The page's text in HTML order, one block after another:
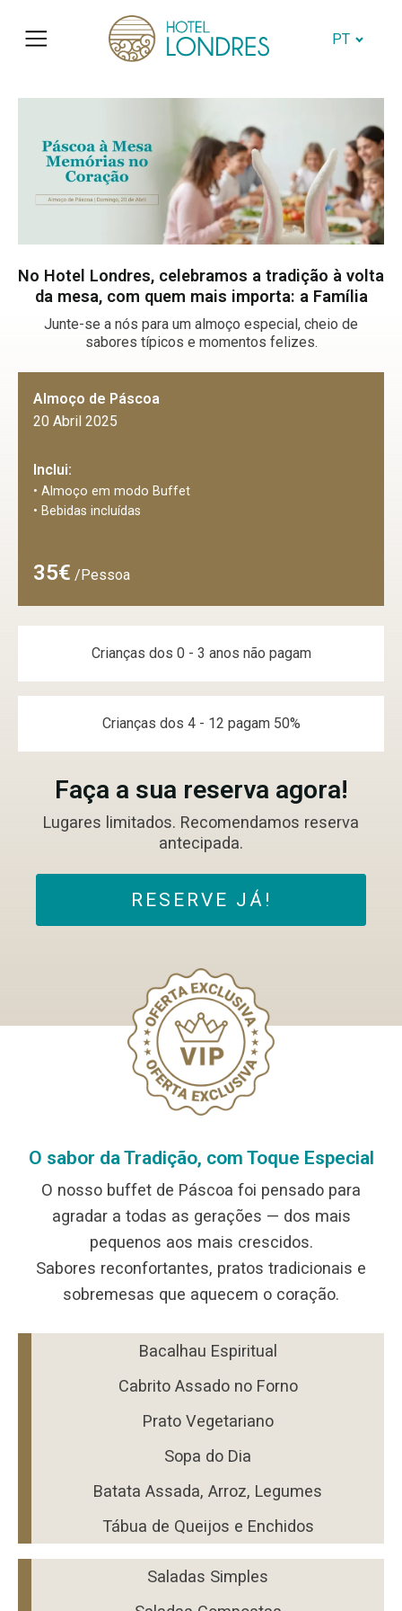
PT
No Hotel Londres, celebramos a tradição à volta
da mesa, com quem mais importa: a Família
Junte-se a nós para um almoço especial, cheio de
sabores típicos e momentos felizes.
Almoço de Páscoa
20 Abril 2025
Inclui:
• Almoço em modo Buffet
• Bebidas incluídas
35€ /Pessoa
Crianças dos 0 - 3 anos não pagam
Crianças dos 4 - 12 pagam 50%
Faça a sua reserva agora!
Lugares limitados. Recomendamos reserva
antecipada.
RESERVE JÁ!
O sabor da Tradição, com Toque Especial
O nosso buffet de Páscoa foi pensado para
agradar a todas as gerações — dos mais
pequenos aos mais crescidos.
Sabores reconfortantes, pratos tradicionais e
sobremesas que aquecem o coração.
Bacalhau Espiritual
Cabrito Assado no Forno
Prato Vegetariano
Sopa do Dia
Batata Assada, Arroz, Legumes
Tábua de Queijos e Enchidos
Saladas Simples